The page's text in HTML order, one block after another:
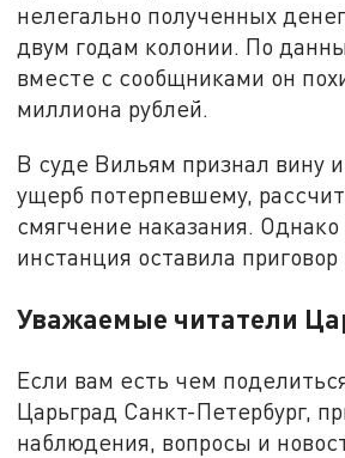
нелегально полученных
двум годам колонии. По
вместе с сообщниками он
миллиона рублей.
В суде Вильям признал вину
ущерб потерпевшему,
смягчение наказания.
инстанция оставила
Уважаемые читатели
Если вам есть чем
Царьград Санкт-Петербург,
наблюдения, вопросы и